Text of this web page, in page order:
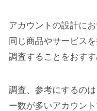
アカウントの設計に
同じ商品やサービス
調査することをおすす
調査、参考にするの
ー数が多いアカウント